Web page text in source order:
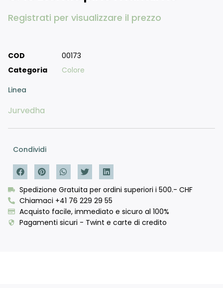
Registrati per visualizzare il prezzo
COD
00173
Categoria
Colore
Linea
Jurvedha
Condividi
Spedizione Gratuita per ordini superiori i 500.- CHF
Chiamaci +41 76 229 29 55
Acquisto facile, immediato e sicuro al 100%
Pagamenti sicuri - Twint e carte di credito